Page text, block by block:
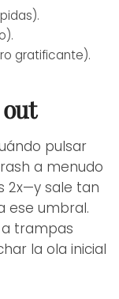
gratificante).
pulsar
a menudo
2x—y sale tan
ese umbral.
a trampas
la ola inicial